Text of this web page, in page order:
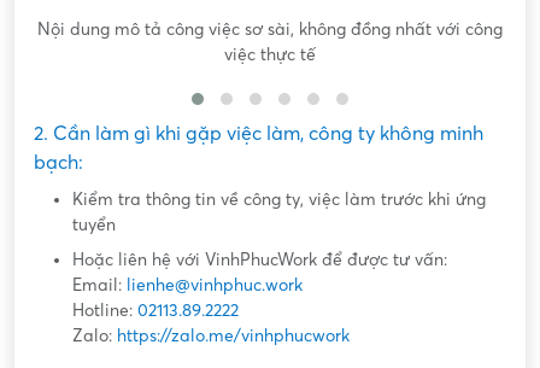
Nội dung mô tả công việc sơ sài, không đồng nhất với công
việc thực tế
2. Cần làm gì khi gặp việc làm, công ty không minh
bạch:
Kiểm tra thông tin về công ty, việc làm trước khi ứng
tuyển
Hoặc liên hệ với VinhPhucWork để được tư vấn:
Email: lienhe@vinhphuc.work
Hotline: 02113.89.2222
Zalo: https://zalo.me/vinhphucwork